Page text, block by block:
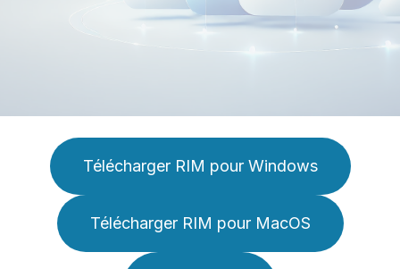
Télécharger RIM pour Windows
Télécharger RIM pour MacOS